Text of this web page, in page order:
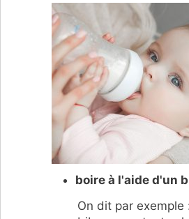
boire à l'aide d'un
On dit par